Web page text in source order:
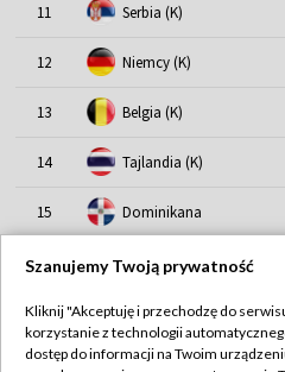
11 Serbia (K)
12 Niemcy (K)
13 Belgia (K)
14 Tajlandia (K)
15 Dominikana
16 Ukraina (K)
17 Francja (K)
18 Bułgaria (K)
Szanujemy Twoją prywatność
Kliknij "Akceptuję i przechodzę do
korzystanie z technologii
dostęp do informacji na Twoim